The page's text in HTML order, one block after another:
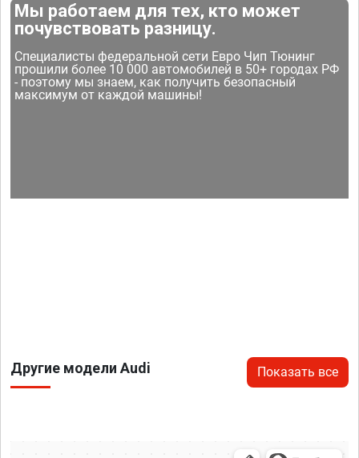
Мы работаем для тех, кто может
почувствовать разницу.
Специалисты федеральной сети Евро Чип Тюнинг
прошили более 10 000 автомобилей в 50+ городах РФ
- поэтому мы знаем, как получить безопасный
максимум от каждой машины!
Другие модели Audi Показать все